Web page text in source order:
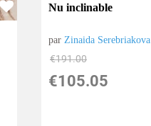
Nu inclinable
par Zinaida Serebriakova
€191.00
€105.05